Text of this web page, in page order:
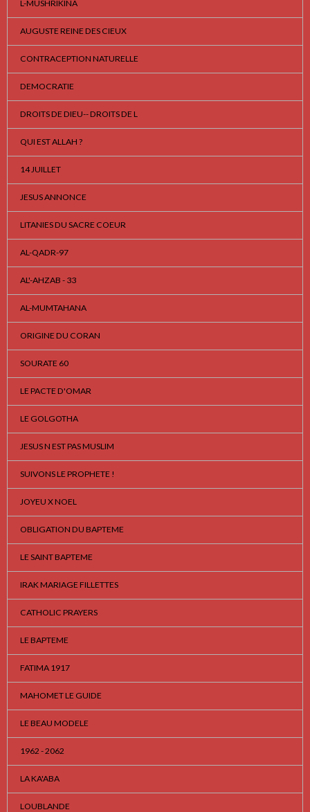
L-MUSHRIKINA
AUGUSTE REINE DES CIEUX
CONTRACEPTION NATURELLE
DEMOCRATIE
DROITS DE DIEU-- DROITS DE L
QUI EST ALLAH ?
14 JUILLET
JESUS ANNONCE
LITANIES DU SACRE COEUR
AL-QADR-97
AL'-AHZAB - 33
AL-MUMTAHANA
ORIGINE DU CORAN
SOURATE 60
LE PACTE D'OMAR
LE GOLGOTHA
JESUS N EST PAS MUSLIM
SUIVONS LE PROPHETE !
JOYEU X NOEL
OBLIGATION DU BAPTEME
LE SAINT BAPTEME
IRAK MARIAGE FILLETTES
CATHOLIC PRAYERS
LE BAPTEME
FATIMA 1917
MAHOMET LE GUIDE
LE BEAU MODELE
1962 - 2062
LA KA'ABA
LOUBLANDE